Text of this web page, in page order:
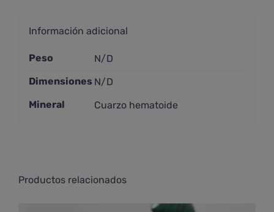
Información adicional
Peso
N/D
Dimensiones N/D
Mineral
Cuarzo hematoide
Productos relacionados